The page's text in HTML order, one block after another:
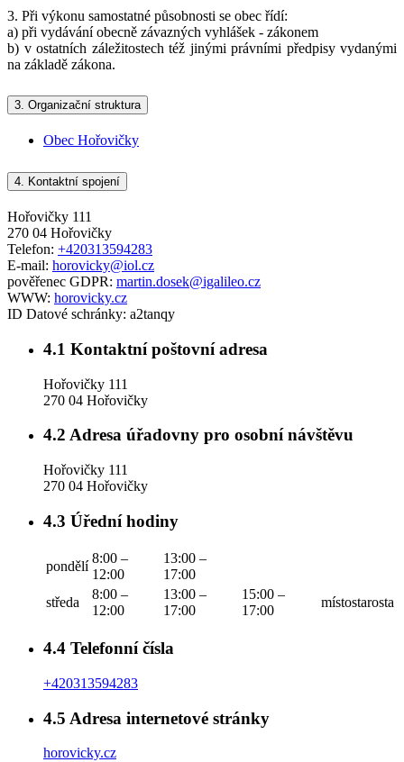
3. Při výkonu samostatné působnosti se obec řídí:
a) při vydávání obecně závazných vyhlášek - zákonem
b) v ostatních záležitostech též jinými právními předpisy vydanými
na základě zákona.
3. Organizační struktura
Obec Hořovičky
4. Kontaktní spojení
Hořovičky 111
270 04 Hořovičky
Telefon: +420313594283
E-mail: horovicky@iol.cz
pověřenec GDPR: martin.dosek@igalileo.cz
WWW: horovicky.cz
ID Datové schránky: a2tanqy
4.1 Kontaktní poštovní adresa
Hořovičky 111
270 04 Hořovičky
4.2 Adresa úřadovny pro osobní návštěvu
Hořovičky 111
270 04 Hořovičky
4.3 Úřední hodiny
pondělí
8:00 –
12:00
13:00 –
17:00
středa
8:00 –
12:00
13:00 –
17:00
15:00 –
17:00
místostarosta
4.4 Telefonní čísla
+420313594283
4.5 Adresa internetové stránky
horovicky.cz